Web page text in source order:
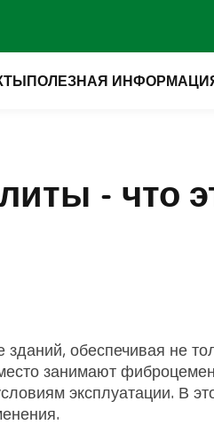
ПОЛЕЗНАЯ
- что
обеспечивая не
занимают
эксплуатации. В